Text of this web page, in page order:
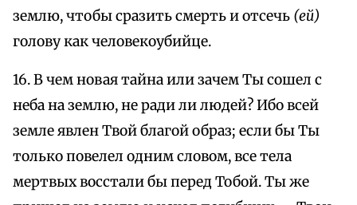
землю, чтобы сразить смерть и отсечь (ей)
голову как человекоубийце.
16. В чем новая тайна или зачем Ты сошел с
неба на землю, не ради ли людей? Ибо всей
земле явлен Твой благой образ; если бы Ты
только повелел одним словом, все тела
мертвых восстали бы перед Тобой. Ты же